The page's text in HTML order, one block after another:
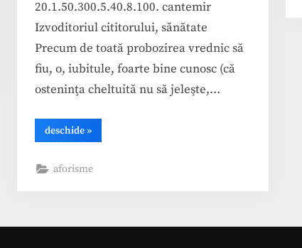
20.1.50.300.5.40.8.100. cantemir
Izvoditoriul cititorului, sănătate
Precum de toată probozirea vrednic să
fiu, o, iubitule, foarte bine cunosc (că
osteninţa cheltuită nu să jeleşte,…
deschide“Dimitrie
Cantemir,
»
aforisme